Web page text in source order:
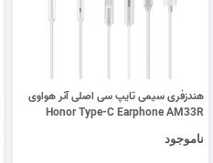
هندزفری سیمی تایپ سی اصلی آنر هواوی
Honor Type-C Earphone AM33R
ناموجود